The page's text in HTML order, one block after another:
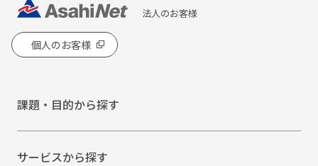
法人のお客様
個人のお客様
課題・目的から探す
サービスから探す